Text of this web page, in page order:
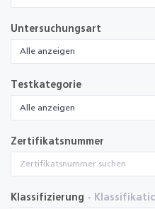
Untersuchungsart
Alle anzeigen
Testkategorie
Alle anzeigen
Zertifikatsnummer
Klassifizierung -